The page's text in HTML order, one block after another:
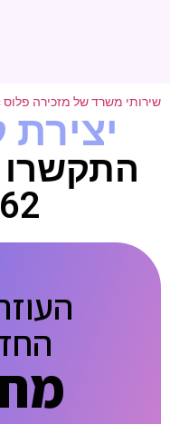
שירותי משרד של מזכירה פלוס